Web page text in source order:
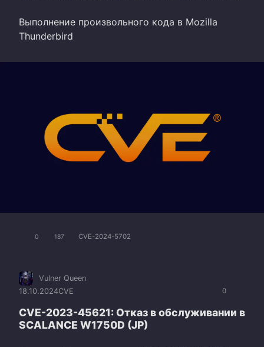
Выполнение произвольного кода в Mozilla
Thunderbird
0 187 CVE-2024-5702
0
Vulner Queen
18.10.2024CVE
CVE-2023-45621: Отказ в обслуживании в
SCALANCE W1750D (JP)